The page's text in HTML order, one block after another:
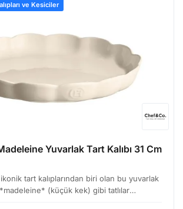
ve Kesiciler
Yuvarlak Tart Kalıbı 31 Cm
tart kalıplarından biri olan bu yuvarlak
(küçük kek) gibi tatlılar